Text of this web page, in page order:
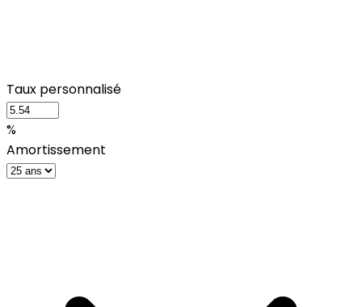
Taux personnalisé
%
Amortissement